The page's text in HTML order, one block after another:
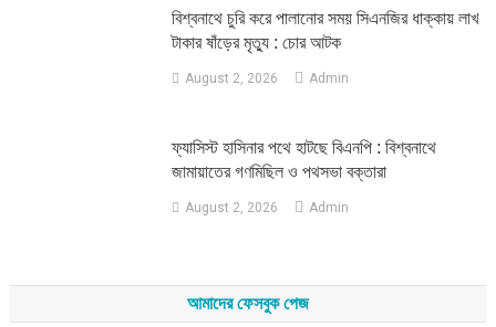
‎বিশ্বনাথে চুরি করে পালানোর সময় সিএনজির ধাক্কায় লাখ
টাকার ষাঁড়ের মৃত্যু : চোর আটক
August 2, 2026 Admin
‎ফ্যাসিস্ট হাসিনার পথে হাটছে বিএনপি : বিশ্বনাথে
জামায়াতের গণমিছিল ও পথসভা বক্তারা
August 2, 2026 Admin
আমাদের ফেসবুক পেজ